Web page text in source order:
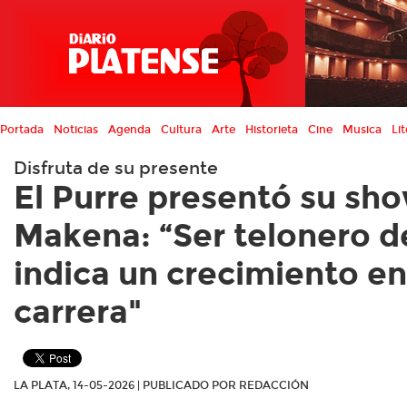
Portada Noticias Agenda Cultura Arte Historieta Cine Musica
Disfruta de su presente
El Purre presentó su
Makena: “Ser telonero
indica un crecimiento
carrera"
LA PLATA, 14-05-2026 | PUBLICADO POR REDACCIÓN